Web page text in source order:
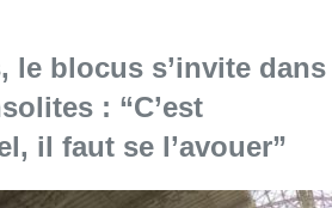
le blocus s’invite dans
: “C’est
il faut se l’avouer”